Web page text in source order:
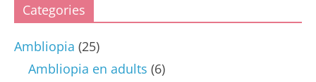
Categories
Ambliopia (25)
Ambliopia en adults (6)